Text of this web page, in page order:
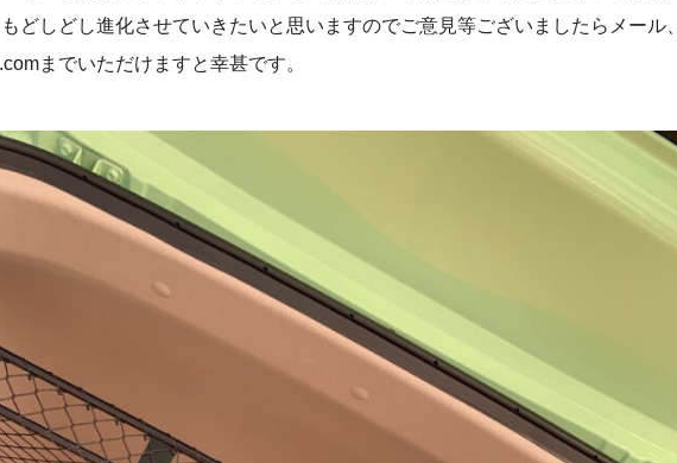
どしどし進化させていきたいと思いますのでご意見等ございましたらメール、
までいただけますと幸甚です。